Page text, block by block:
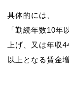
具体的には、
「勤続年数10年
上げ、又は年収